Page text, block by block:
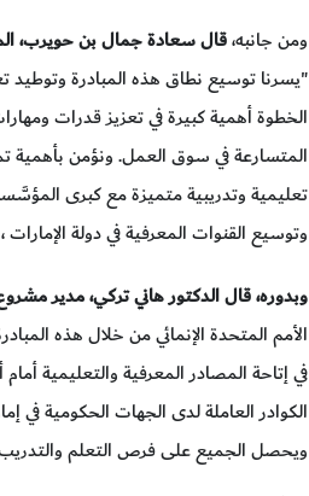
ومن جانبه،قال سعادة جمال بن حويرب،
"يسرنا توسيع نطاق هذه المبادرة وتوطيد
الخطوة أهمية كبيرة في تعزيز قدرات
المتسارعة في سوق العمل. ونؤمن بأهمية
تعليمية وتدريبية متميزة مع كبرى
وتوسيع القنوات المعرفية في دولة
وبدوره، قال الدكتور هاني تركي، مدير
الأمم المتحدة الإنمائي من خلال هذه
في إتاحة المصادر المعرفية والتعليمية
الكوادر العاملة لدى الجهات الحكومية في
ويحصل الجميع على فرص التعلم والتدريب